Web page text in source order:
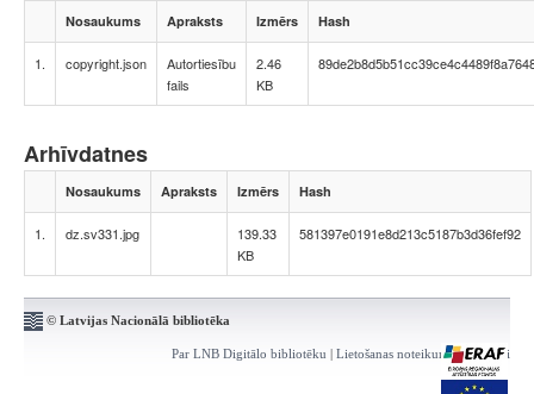
Nosaukums Apraksts Izmērs Hash
1. copyright.json
Autortiesību
fails
2.46
KB
Arhīvdatnes
Nosaukums Apraksts Izmērs Hash
1. dz.sv331.jpg
139.33
KB
581397e0191e8d213c5187b3d36fef92
© Latvijas Nacionālā bibliotēka
Par LNB Digitālo bibliotēku | Lietošanas noteikumi | Kontakti